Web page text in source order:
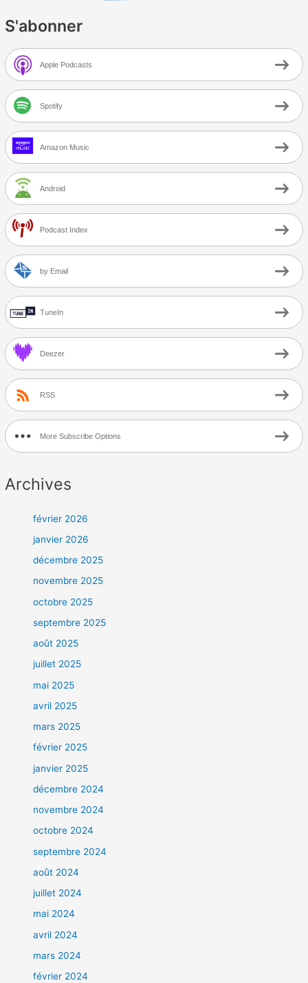
S'abonner
Apple Podcasts
Spotify
Amazon Music
Android
Podcast Index
by Email
TuneIn
Deezer
RSS
More Subscribe Options
Archives
février 2026
janvier 2026
décembre 2025
novembre 2025
octobre 2025
septembre 2025
août 2025
juillet 2025
mai 2025
avril 2025
mars 2025
février 2025
janvier 2025
décembre 2024
novembre 2024
octobre 2024
septembre 2024
août 2024
juillet 2024
mai 2024
avril 2024
mars 2024
février 2024